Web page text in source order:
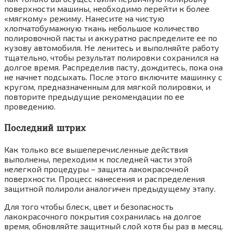
поверхности машины, необходимо перейти к более
«мягкому» режиму. Нанесите на чистую
хлопчатобумажную ткань небольшое количество
полировочной пасты и аккуратно распределите ее по
кузову автомобиля. Не ленитесь и выполняйте работу
тщательно, чтобы результат полировки сохранился на
долгое время. Распределив пасту, дождитесь, пока она
не начнет подсыхать. После этого включите машинку с
кругом, предназначенным для мягкой полировки, и
повторите предыдущие рекомендации по ее
проведению.
Последний штрих
Как только все вышеперечисленные действия
выполнены, переходим к последней части этой
нелегкой процедуры – защита лакокрасочной
поверхности. Процесс нанесения и распределения
защитной полироли аналогичен предыдущему этапу.
Для того чтобы блеск, цвет и безопасность
лакокрасочного покрытия сохранилась на долгое
время, обновляйте защитный слой хотя бы раз в месяц.